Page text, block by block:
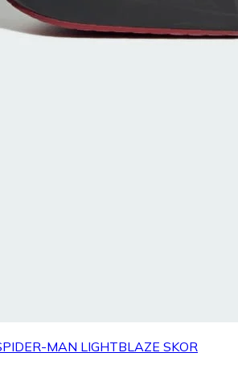
MAN LIGHTBLAZE SKOR